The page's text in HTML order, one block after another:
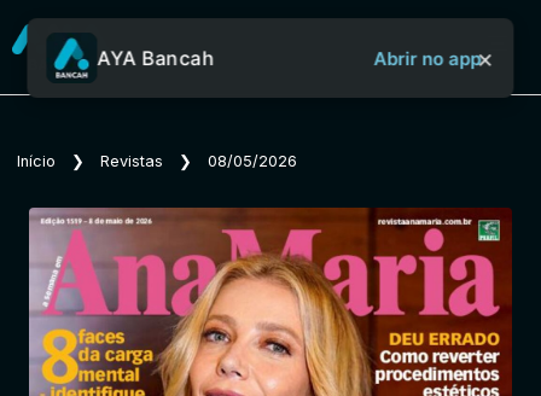
Sobre o Aya Bancah
Revistas
AYA Bancah Abrir no app×
Início ❯ Revistas ❯ 08/05/2026